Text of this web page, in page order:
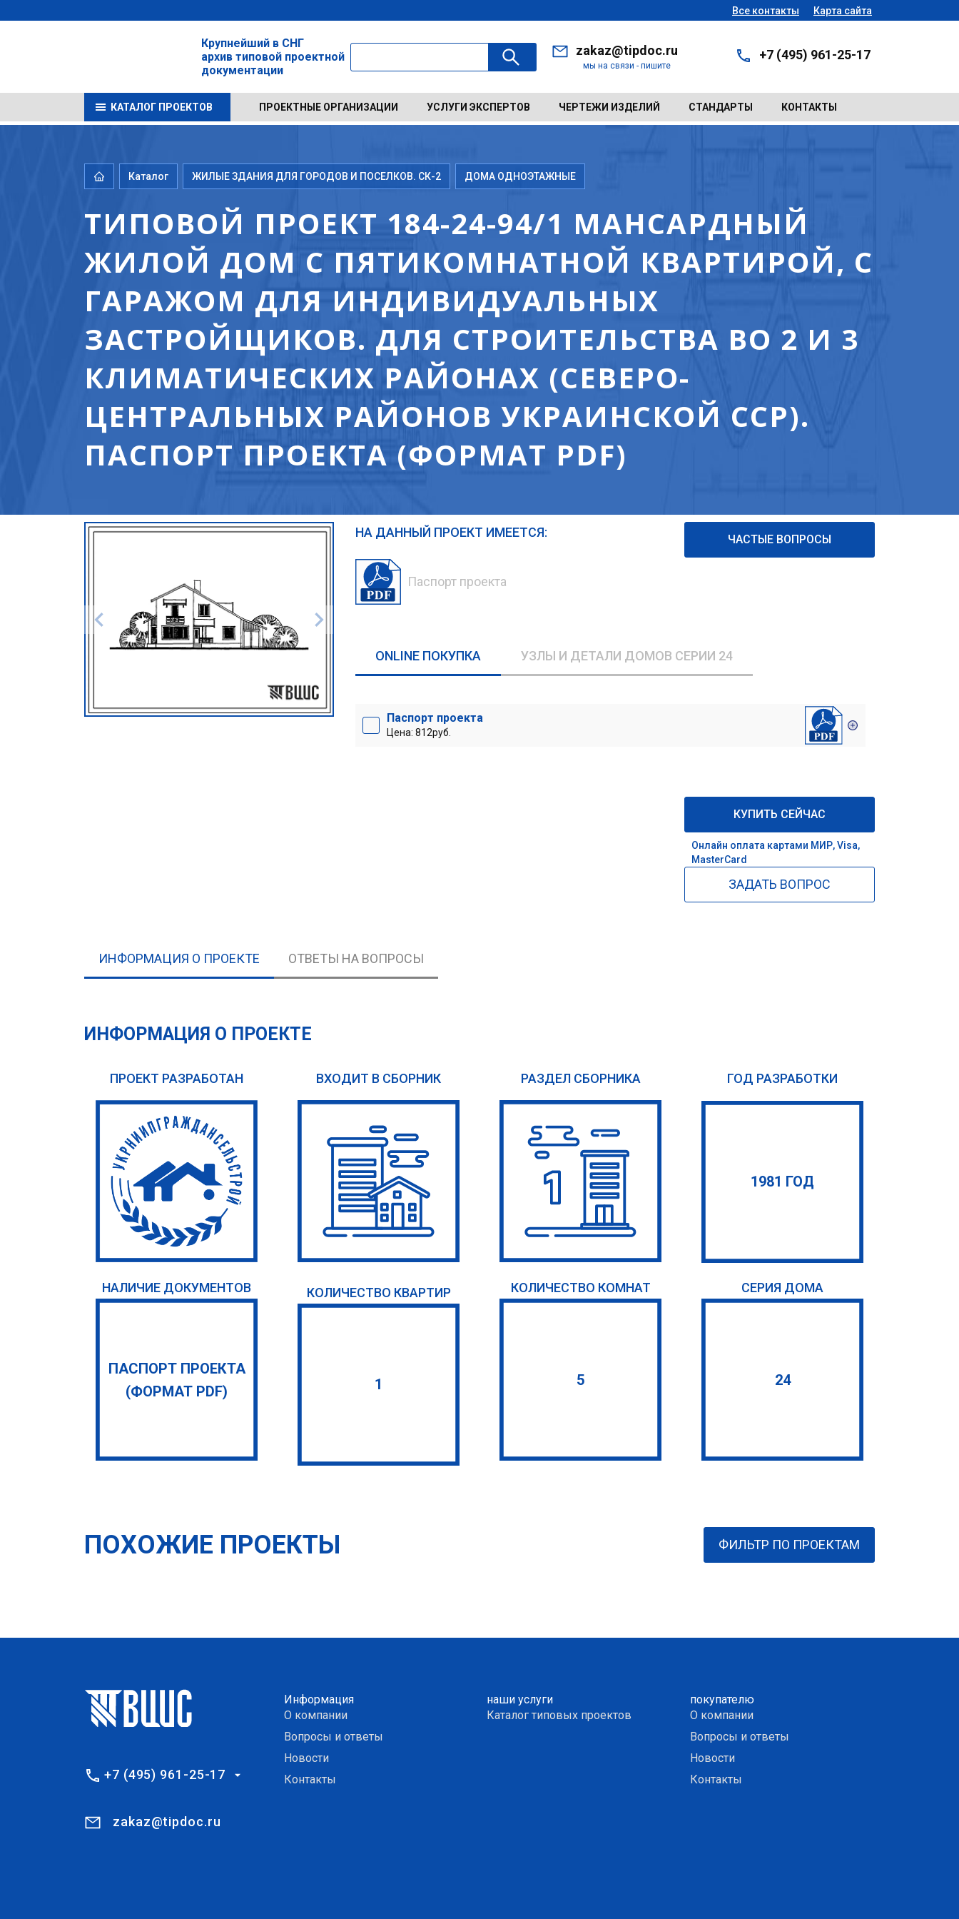
Все контакты Карта сайта
Крупнейший в СНГ
архив типовой проектной
документации
zakaz@tipdoc.ru
мы на связи - пишите
+7 (495) 961-25-17
КАТАЛОГ ПРОЕКТОВ ПРОЕКТНЫЕ ОРГАНИЗАЦИИ УСЛУГИ ЭКСПЕРТОВ ЧЕРТЕЖИ ИЗДЕЛИЙ СТАНДАРТЫ КОНТАКТЫ
Каталог ЖИЛЫЕ ЗДАНИЯ ДЛЯ ГОРОДОВ И ПОСЕЛКОВ. СК-2 ДОМА ОДНОЭТАЖНЫЕ
ТИПОВОЙ ПРОЕКТ 184-24-94/1 МАНСАРДНЫЙ
ЖИЛОЙ ДОМ С ПЯТИКОМНАТНОЙ КВАРТИРОЙ, С
ГАРАЖОМ ДЛЯ ИНДИВИДУАЛЬНЫХ
ЗАСТРОЙЩИКОВ. ДЛЯ СТРОИТЕЛЬСТВА ВО 2 И 3
КЛИМАТИЧЕСКИХ РАЙОНАХ (СЕВЕРО-
ЦЕНТРАЛЬНЫХ РАЙОНОВ УКРАИНСКОЙ ССР).
ПАСПОРТ ПРОЕКТА (ФОРМАТ PDF)
НА ДАННЫЙ ПРОЕКТ ИМЕЕТСЯ:
Паспорт проекта
ЧАСТЫЕ ВОПРОСЫ
ONLINE ПОКУПКА УЗЛЫ И ДЕТАЛИ ДОМОВ СЕРИИ 24
Паспорт проекта
Цена: 812руб.
КУПИТЬ СЕЙЧАС
Онлайн оплата картами МИР, Visa,
MasterCard
ЗАДАТЬ ВОПРОС
ИНФОРМАЦИЯ О ПРОЕКТЕ ОТВЕТЫ НА ВОПРОСЫ
ИНФОРМАЦИЯ О ПРОЕКТЕ
ПРОЕКТ РАЗРАБОТАН ВХОДИТ В СБОРНИК РАЗДЕЛ СБОРНИКА ГОД РАЗРАБОТКИ
1981 ГОД
НАЛИЧИЕ ДОКУМЕНТОВ
ПАСПОРТ ПРОЕКТА
(ФОРМАТ PDF)
КОЛИЧЕСТВО КВАРТИР
1
КОЛИЧЕСТВО КОМНАТ
5
СЕРИЯ ДОМА
24
ПОХОЖИЕ ПРОЕКТЫ ФИЛЬТР ПО ПРОЕКТАМ
+7 (495) 961-25-17
zakaz@tipdoc.ru
Информация
О компании
Вопросы и ответы
Новости
Контакты
наши услуги
Каталог типовых проектов
покупателю
О компании
Вопросы и ответы
Новости
Контакты